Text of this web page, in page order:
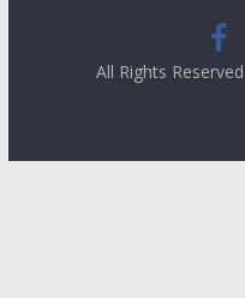
All Rights